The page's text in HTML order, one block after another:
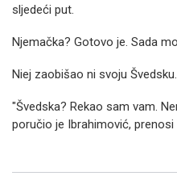
sljedeći put.
Njemačka? Gotovo je. Sada
Niej zaobišao ni svoju Švedsku.
"Švedska? Rekao sam vam.
poručio je Ibrahimović, prenosi